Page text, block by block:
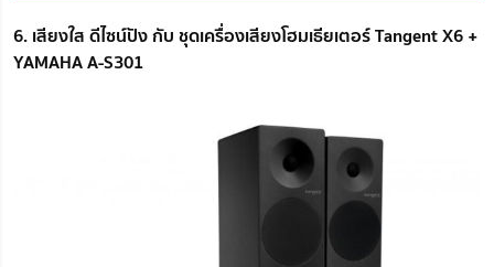
6. เสียงใส ดีไซน์ปัง กับ ชุดเครื่องเสียงโฮมเธียเตอร์ Tangent X6 +
YAMAHA A-S301